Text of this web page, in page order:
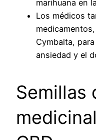
marihuana en
Los médicos
Cymbalta,
ansiedad y el
Semillas